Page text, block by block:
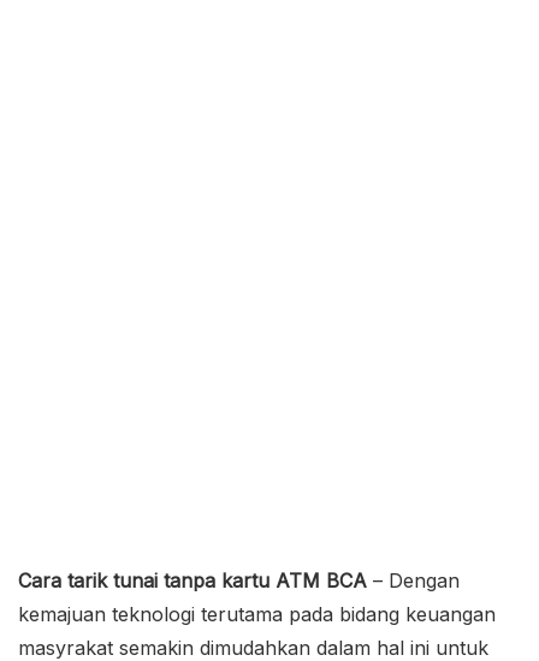
Cara tarik tunai tanpa kartu ATM BCA – Dengan
kemajuan teknologi terutama pada bidang keuangan
masyrakat semakin dimudahkan dalam hal ini untuk